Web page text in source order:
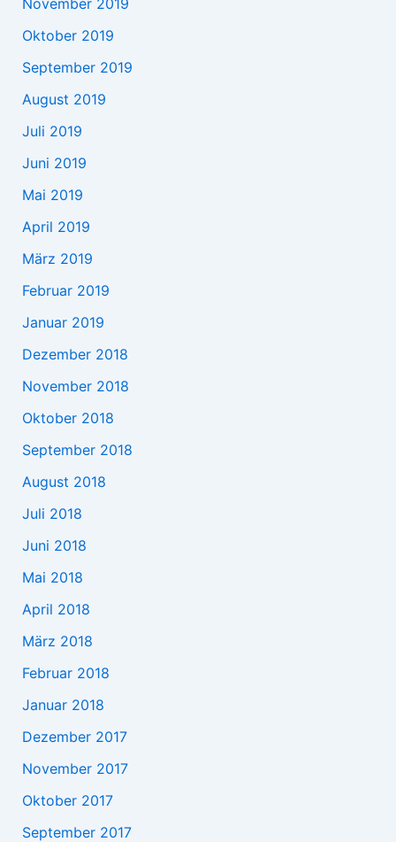
Oktober 2019
September 2019
August 2019
Juli 2019
Juni 2019
Mai 2019
April 2019
März 2019
Februar 2019
Januar 2019
Dezember 2018
November 2018
Oktober 2018
September 2018
August 2018
Juli 2018
Juni 2018
Mai 2018
April 2018
März 2018
Februar 2018
Januar 2018
Dezember 2017
November 2017
Oktober 2017
September 2017